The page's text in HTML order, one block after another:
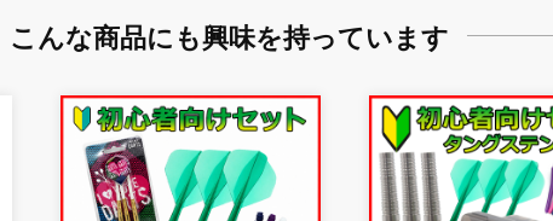
こんな商品にも興味を持っています